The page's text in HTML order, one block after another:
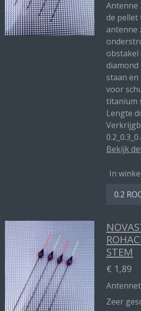
Antenne
de pellet
antenne
obstakel
staan
voor
titanium
Lengte
Bekijk
In
STEM
€ 1,89
Zeer